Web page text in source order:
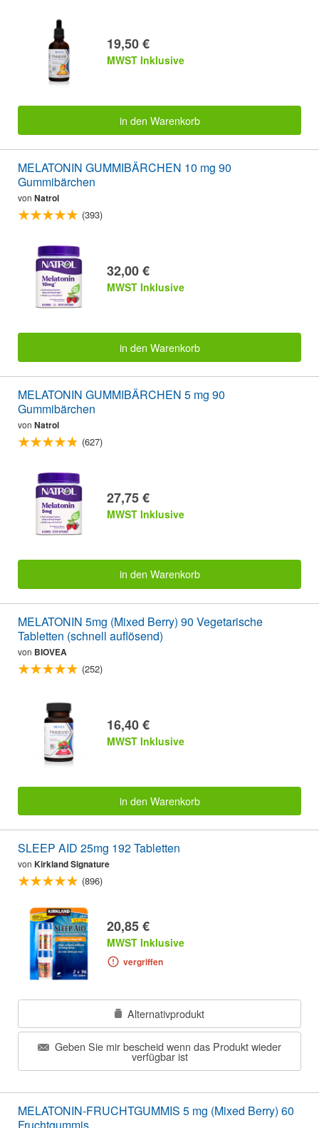
19,50 €
MWST Inklusive
in den Warenkorb
MELATONIN GUMMIBÄRCHEN 10 mg 90
Gummibärchen
von Natrol
(393)
32,00 €
MWST Inklusive
in den Warenkorb
MELATONIN GUMMIBÄRCHEN 5 mg 90
Gummibärchen
von Natrol
(627)
27,75 €
MWST Inklusive
in den Warenkorb
MELATONIN 5mg (Mixed Berry) 90 Vegetarische
Tabletten (schnell auflösend)
von BIOVEA
(252)
16,40 €
MWST Inklusive
in den Warenkorb
SLEEP AID 25mg 192 Tabletten
von Kirkland Signature
(896)
20,85 €
MWST Inklusive
vergriffen
Alternativprodukt
Geben Sie mir bescheid wenn das Produkt wieder
verfügbar ist
MELATONIN-FRUCHTGUMMIS 5 mg (Mixed Berry) 60
Fruchtgummis